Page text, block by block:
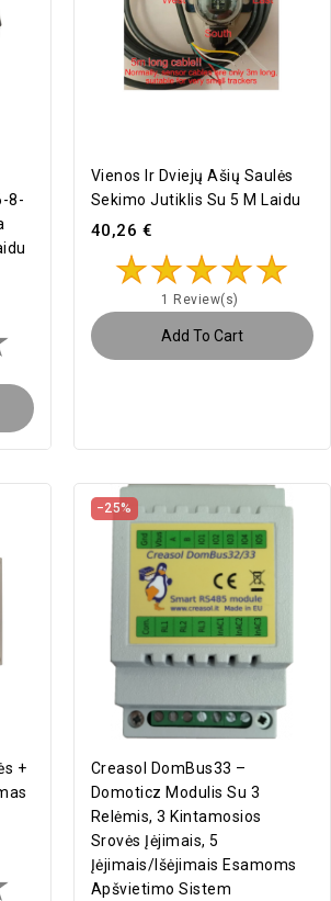
8-
Vienos Ir Dviejų Ašių Saulės
Sekimo Jutiklis Su 5 M Laidu
40,26 €
1 Review(s)
Add To Cart
+
−25%
Creasol DomBus33 –
Domoticz Modulis Su 3
Relėmis, 3 Kintamosios
Srovės Įėjimais, 5
Įėjimais/išėjimais Esamoms
Apšvietimo Sistem